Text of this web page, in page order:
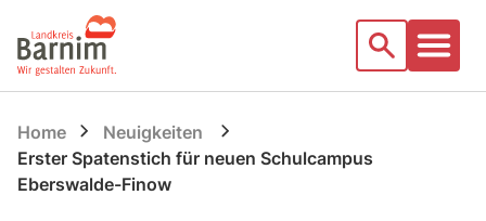
Startseite
Suche
Home
Neuigkeiten
Erster Spatenstich für neuen Schulcampus
Eberswalde-Finow